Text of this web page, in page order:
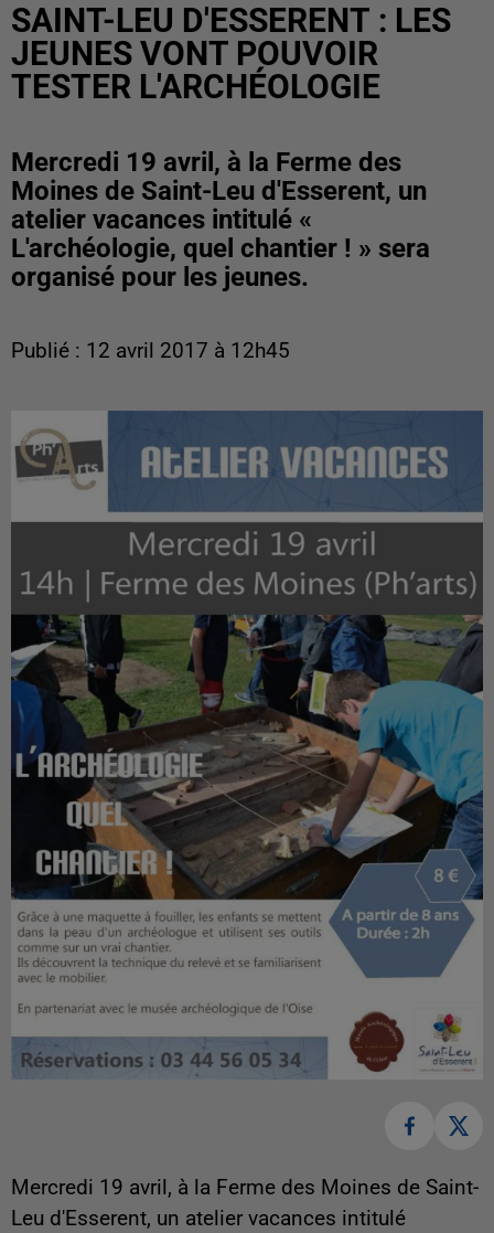
SAINT-LEU D'ESSERENT : LES
JEUNES VONT POUVOIR
TESTER L'ARCHÉOLOGIE
Mercredi 19 avril, à la Ferme des
Moines de Saint-Leu d'Esserent, un
atelier vacances intitulé «
L'archéologie, quel chantier ! » sera
organisé pour les jeunes.
Publié : 12 avril 2017 à 12h45
Mercredi 19 avril, à la Ferme des Moines de Saint-
Leu d'Esserent, un atelier vacances intitulé